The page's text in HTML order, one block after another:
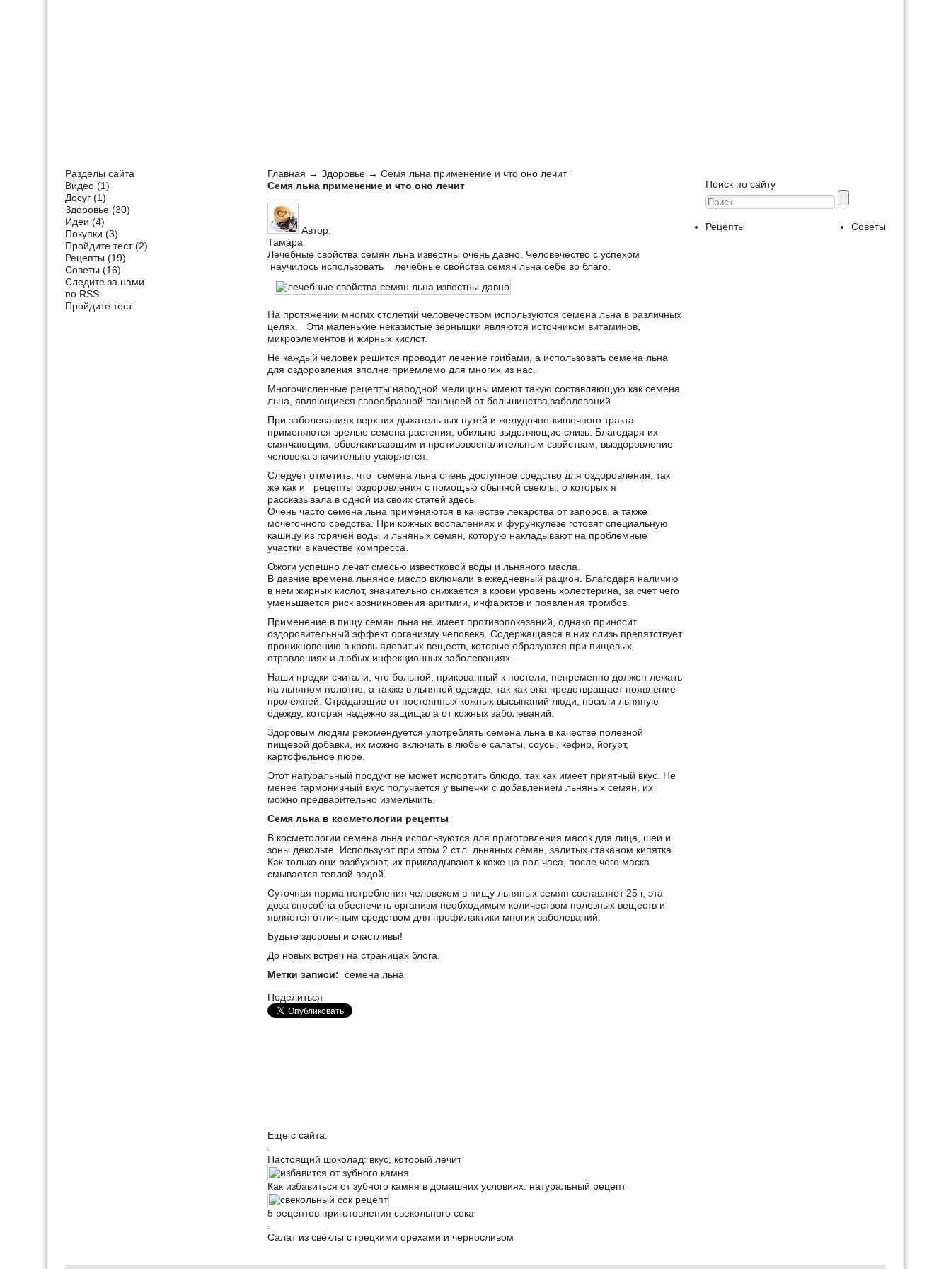
Главная → Здоровье→ Семя льна применение и что оно лечит
Семя льна применение и что оно лечит
Автор:
Тамара
Лечебные свойства семян льна известны очень давно. Человечество с успехом
научилось использовать лечебные свойства семян льна себе во благо.
На протяжении многих столетий человечеством используются семена льна в различных
целях. Эти маленькие неказистые зернышки являются источником витаминов,
микроэлементов и жирных кислот.
Не каждый человек решится проводит лечение грибами , а использовать семена льна
для оздоровления вполне приемлемо для многих из нас.
Многочисленные рецепты народной медицины имеют такую составляющую как семена
льна, являющиеся своеобразной панацеей от большинства заболеваний.
При заболеваниях верхних дыхательных путей и желудочно-кишечного тракта
применяются зрелые семена растения, обильно выделяющие слизь. Благодаря их
смягчающим, обволакивающим и противовоспалительным свойствам, выздоровление
человека значительно ускоряется.
Следует отметить, что семена льна очень доступное средство для оздоровления, так
же как и рецепты оздоровления с помощью обычной свеклы, о которых я
рассказывала в одной из своих статей здесь.
Очень часто семена льна применяются в качестве лекарства от запоров, а также
мочегонного средства. При кожных воспалениях и фурункулезе готовят специальную
кашицу из горячей воды и льняных семян, которую накладывают на проблемные
участки в качестве компресса.
Ожоги успешно лечат смесью известковой воды и льняного масла.
В давние времена льняное масло включали в ежедневный рацион. Благодаря наличию
в нем жирных кислот, значительно снижается в крови уровень холестерина, за счет чего
уменьшается риск возникновения аритмии, инфарктов и появления тромбов.
Применение в пищу семян льна не имеет противопоказаний, однако приносит
оздоровительный эффект организму человека. Содержащаяся в них слизь препятствует
проникновению в кровь ядовитых веществ, которые образуются при пищевых
отравлениях и любых инфекционных заболеваниях.
Наши предки считали, что больной, прикованный к постели, непременно должен лежать
на льняном полотне, а также в льняной одежде, так как она предотвращает появление
пролежней. Страдающие от постоянных кожных высыпаний люди, носили льняную
одежду, которая надежно защищала от кожных заболеваний.
Здоровым людям рекомендуется употреблять семена льна в качестве полезной
пищевой добавки, их можно включать в любые салаты, соусы, кефир, йогурт,
картофельное пюре.
Этот натуральный продукт не может испортить блюдо, так как имеет приятный вкус. Не
менее гармоничный вкус получается у выпечки с добавлением льняных семян, их
можно предварительно измельчить.
Семя льна в косметологии рецепты
В косметологии семена льна используются для приготовления масок для лица, шеи и
зоны декольте. Используют при этом 2 ст.л. льняных семян, залитых стаканом кипятка.
Как только они разбухают, их прикладывают к коже на пол часа, после чего маска
смывается теплой водой.
Суточная норма потребления человеком в пищу льняных семян составляет 25 г, эта
доза способна обеспечить организм необходимым количеством полезных веществ и
является отличным средством для профилактики многих заболеваний.
Будьте здоровы и счастливы!
До новых встреч на страницах блога.
Метки записи: семена льна
Поделиться
Еще с сайта:
Настоящий шоколад: вкус, который лечит
Как избавиться от зубного камня в домашних условиях: натуральный рецепт
5 рецептов приготовления свекольного сока
Салат из свёклы с грецкими орехами и черносливом
Разделы сайта
Видео (1)
Досуг (1)
Здоровье (30)
Идеи (4)
Покупки (3)
Пройдите тест(2)
Рецепты (19)
Советы (16)
Следите за нами
по RSS
Пройдите тест
Поиск по сайту
Рецепты Советы